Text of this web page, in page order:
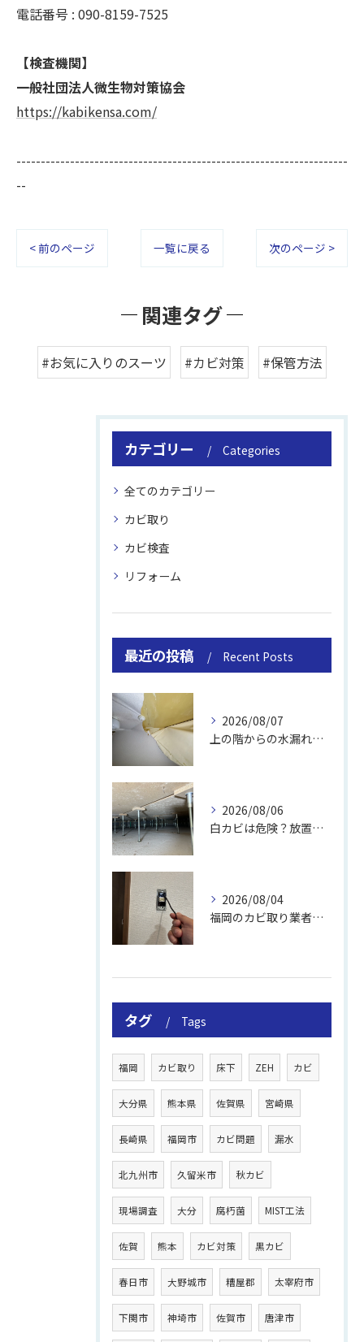
電話番号 : 090-8159-7525
【検査機関】
一般社団法人微生物対策協会
https://kabikensa.com/
--------------------------------------------------------------------
--
< 前のページ 一覧に戻る 次のページ >
関連タグ
#お気に入りのスーツ #カビ対策 #保管方法
カテゴリー Categories
全てのカテゴリー
カビ取り
カビ検査
リフォーム
最近の投稿 Recent Posts
2026/08/07
上の階からの水漏れでカビ｜対処法と業者
2026/08/06
白カビは危険？放置のリスクと取り方
2026/08/04
福岡のカビ取り業者おすすめの選び方と費用
タグ Tags
福岡 カビ取り 床下 ZEH カビ
大分県 熊本県 佐賀県 宮崎県
長崎県 福岡市 カビ問題 漏水
北九州市 久留米市 秋カビ
現場調査 大分 腐朽菌 MIST工法
佐賀 熊本 カビ対策 黒カビ
春日市 大野城市 糟屋郡 太宰府市
下関市 神埼市 佐賀市 唐津市